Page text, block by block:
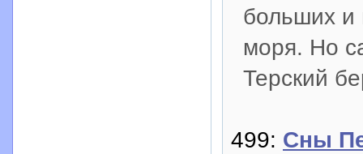
больших и
моря. Но
Терский
499: Сны